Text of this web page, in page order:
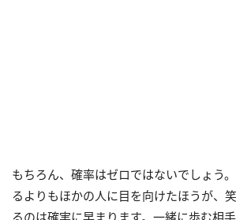
もちろん、確率はゼロではないでしょう
るよりもほかの人に目を向けたほうが、
るのは確実に早まります。一緒に歩む相